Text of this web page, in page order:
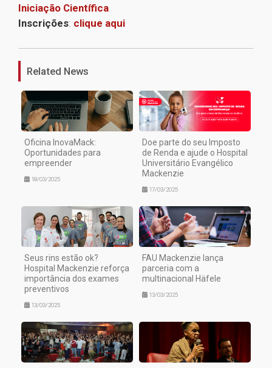
Iniciação Científica
Inscrições: clique aqui
Related News
Oficina InovaMack:
Oportunidades para
empreender
18/03/2025
Doe parte do seu Imposto
de Renda e ajude o Hospital
Universitário Evangélico
Mackenzie
17/03/2025
Seus rins estão ok?
Hospital Mackenzie reforça
importância dos exames
preventivos
13/03/2025
FAU Mackenzie lança
parceria com a
multinacional Häfele
13/03/2025